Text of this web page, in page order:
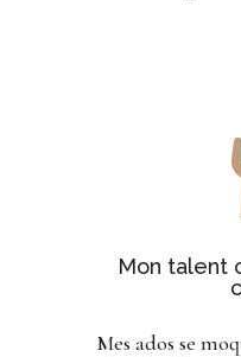
Mon talent
Mes ados se